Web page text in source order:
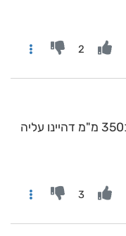
2
צפת 524 עונתי, לפני כשבועיים היה כ350 מ"מ דהיינו עליה
3